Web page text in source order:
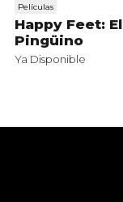
Películas
Happy Feet: El
Pingüino
Ya Disponible